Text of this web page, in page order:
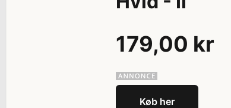
179,00 kr
Køb her